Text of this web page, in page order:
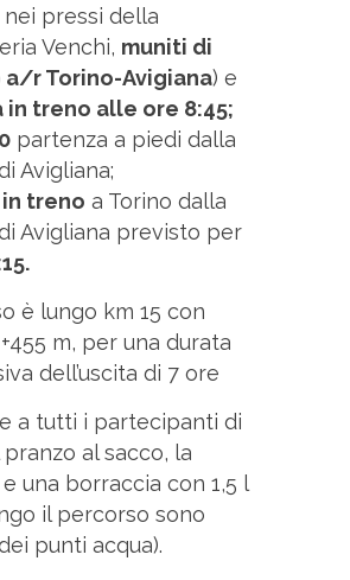
pressi della
Venchi, muniti di
r Torino-Avigiana) e
in treno alle ore 8:45;
partenza a piedi dalla
Avigliana;
treno a Torino dalla
Avigliana previsto per
è lungo km 15 con
m, per una durata
dell’uscita di 7 ore
a tutti i partecipanti di
al sacco, la
una borraccia con 1,5 l
il percorso sono
punti acqua).